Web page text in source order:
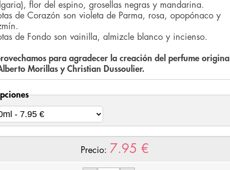
flor del espino, grosellas negras y mandarina.
de Corazón son violeta de Parma, rosa, opopónaco y
de Fondo son vainilla, almizcle blanco y incienso.
para agradecer la creación del perfume original
Morillas y Christian Dussoulier.
Precio: 7.95 €